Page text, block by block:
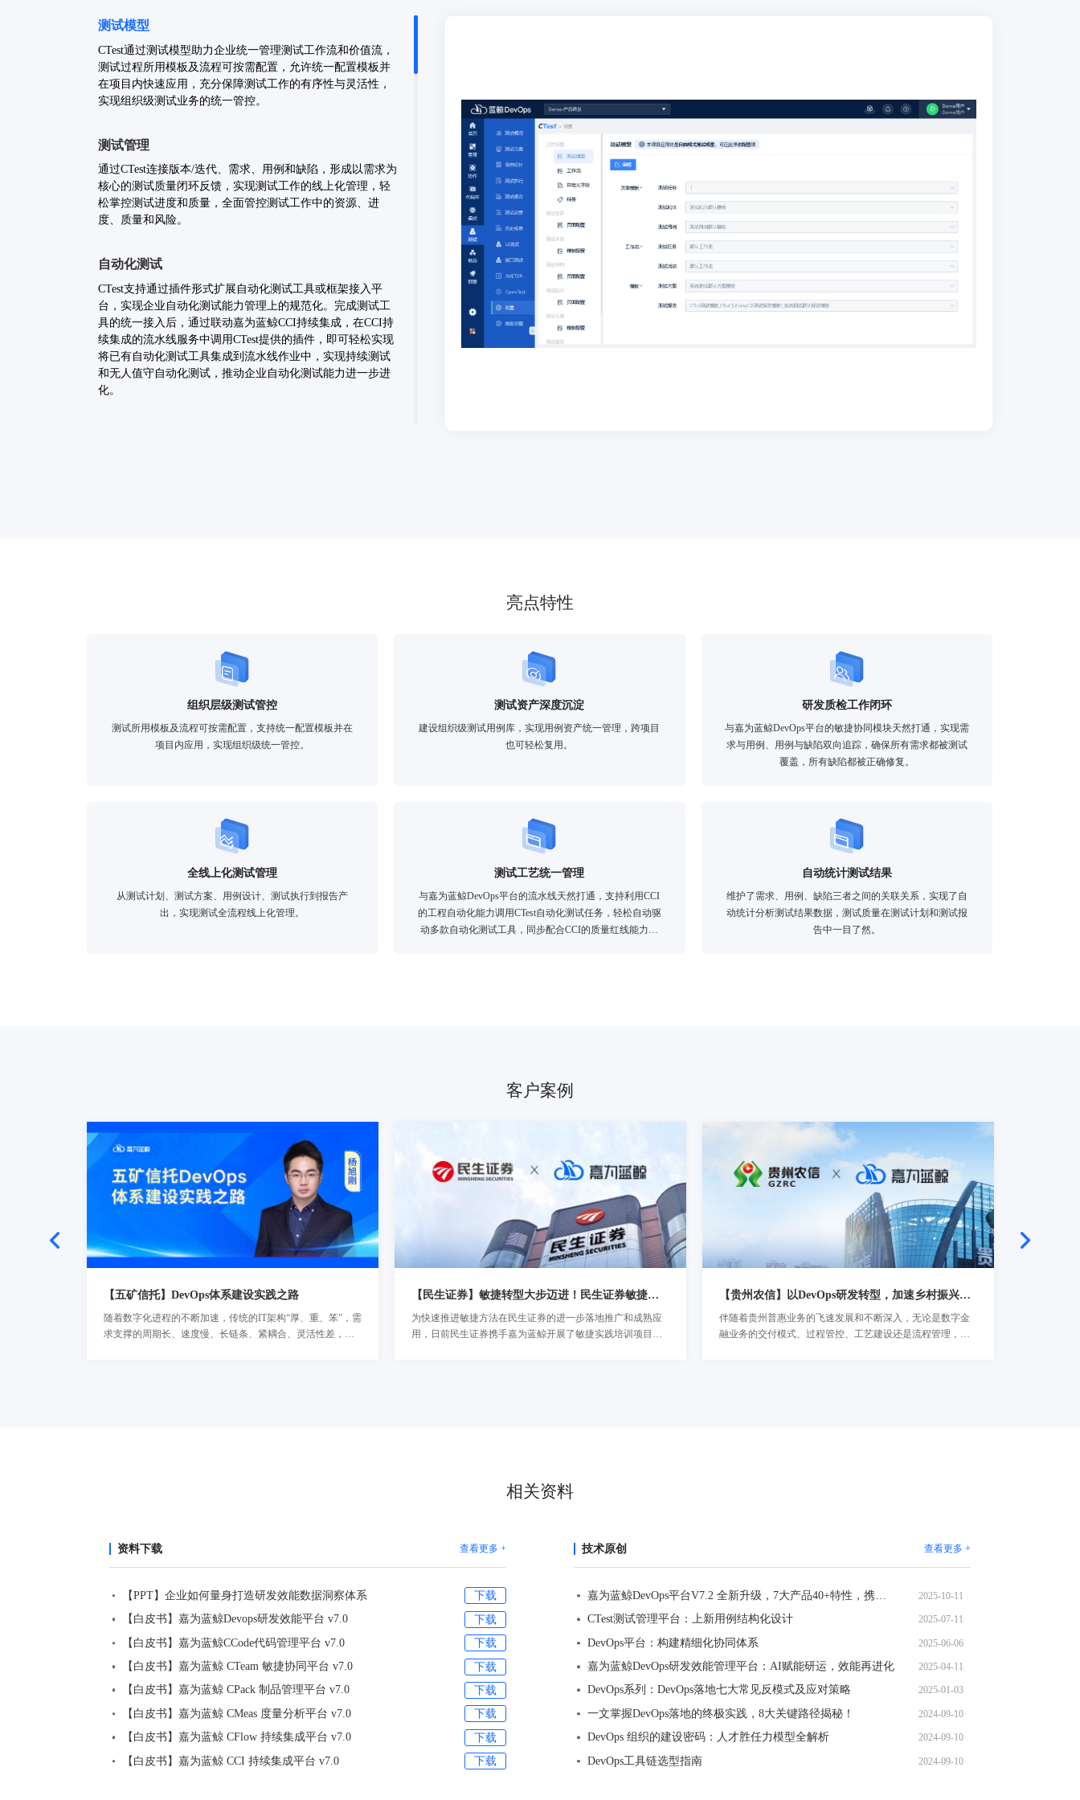
● 集成-第三方自动化测试工具：支持通
过Open API快速接入自动化测试工具，
测试模型
CTest通过测试模型助力企业统一管理测试工作流和价值流，
测试过程所用模板及流程可按需配置，允许统一配置模板并
在项目内快速应用，充分保障测试工作的有序性与灵活性，
实现组织级测试业务的统一管控。
测试管理
通过CTest连接版本/迭代、需求、用例和缺陷，形成以需求为
核心的测试质量闭环反馈，实现测试工作的线上化管理，轻
松掌控测试进度和质量，全面管控测试工作中的资源、进
度、质量和风险。
自动化测试
CTest支持通过插件形式扩展自动化测试工具或框架接入平
台，实现企业自动化测试能力管理上的规范化。 完成测试工
具的统一接入后，通过联动嘉为蓝鲸CCI持续集成，在CCI持
续集成的流水线服务中调用CTest提供的插件，即可轻松实现
将已有自动化测试工具集成到流水线作业中，实现持续测试
和无人值守自动化测试，推动企业自动化测试能力进一步进
化。
亮点特性
组织层级测试管控
测试所用模板及流程可按需配置，支持统一配置模板并在
项目内应用，实现组织级统一管控。
测试资产深度沉淀
建设组织级测试用例库，实现用例资产统一管理，跨项目
也可轻松复用。
研发质检工作闭环
与嘉为蓝鲸DevOps平台的敏捷协同模块天然打通，实现需
求与用例、用例与缺陷双向追踪，确保所有需求都被测试
覆盖，所有缺陷都被正确修复。
全线上化测试管理
从测试计划、测试方案、用例设计、测试执行到报告产
出，实现测试全流程线上化管理。
测试工艺统一管理
与嘉为蓝鲸DevOps平台的流水线天然打通，支持利用CCI
的工程自动化能力调用CTest自动化测试任务，轻松自动驱
动多款自动化测试工具，同步配合CCI的质量红线能力，
自动统计测试结果
维护了需求、用例、缺陷三者之间的关联关系，实现了自
动统计分析测试结果数据，测试质量在测试计划和测试报
告中一目了然。
客户案例
【五矿信托】DevOps体系建设实践之路
随着数字化进程的不断加速，传统的IT架构“厚、重、笨”，需
求支撑的周期长、速度慢、长链条、紧耦合、灵活性差，严
了解详情
【民生证券】敏捷转型大步迈进！民生证券敏捷实践培训圆满结束！
为快速推进敏捷方法在民生证券的进一步落地推广和成熟应
用，日前民生证券携手嘉为蓝鲸开展了敏捷实践培训项目。
了解详情
【贵州农信】以DevOps研发转型，加速乡村振兴最后一公里
伴随着贵州普惠业务的飞速发展和不断深入，无论是数字金
融业务的交付模式、过程管控、工艺建设还是流程管理，都
了解详情
相关资料
资料下载 查看更多 +
【PPT】企业如何量身打造研发效能数据洞察体系
下载
【白皮书】嘉为蓝鲸Devops研发效能平台 v7.0
下载
【白皮书】嘉为蓝鲸CCode代码管理平台 v7.0
下载
【白皮书】嘉为蓝鲸 CTeam 敏捷协同平台 v7.0
下载
【白皮书】嘉为蓝鲸 CPack 制品管理平台 v7.0
下载
【白皮书】嘉为蓝鲸 CMeas 度量分析平台 v7.0
下载
【白皮书】嘉为蓝鲸 CFlow 持续集成平台 v7.0
下载
【白皮书】嘉为蓝鲸 CCI 持续集成平台 v7.0
下载
技术原创 查看更多 +
嘉为蓝鲸DevOps平台V7.2 全新升级，7大产品40+特性，携手AI开启企业研发转型新周期 2025-10-11
CTest测试管理平台：上新用例结构化设计 2025-07-11
DevOps平台：构建精细化协同体系 2025-06-06
嘉为蓝鲸DevOps研发效能管理平台：AI赋能研运，效能再进化 2025-04-11
DevOps系列：DevOps落地七大常见反模式及应对策略 2025-01-03
一文掌握DevOps落地的终极实践，8大关键路径揭秘！ 2024-09-10
DevOps 组织的建设密码：人才胜任力模型全解析 2024-09-10
DevOps工具链选型指南 2024-09-10